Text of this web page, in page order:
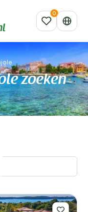
zoeken